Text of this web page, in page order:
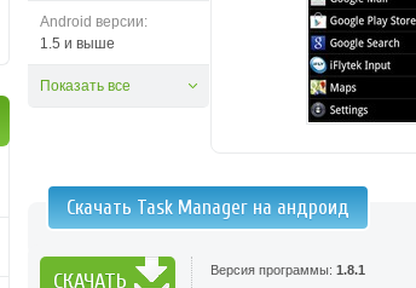
Android версии:
1.5 и выше
Показать все
Скачать Task Manager на андроид
СКАЧАТЬ Версия программы: 1.8.1